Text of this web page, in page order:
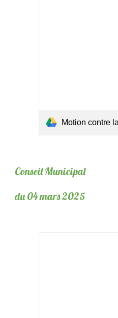
Motion contre la fermeture de la
Conseil Municipal
du 04 mars 2025